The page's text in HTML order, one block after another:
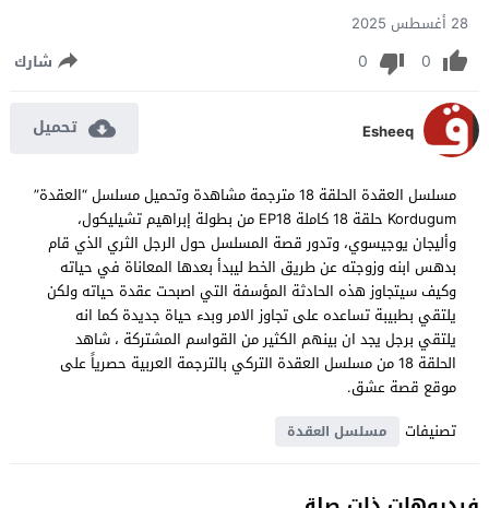
28 أغسطس 2025
0
0 شارك
Esheeq تحميل
مسلسل العقدة الحلقة 18 مترجمة مشاهدة وتحميل مسلسل “العقدة”
Kordugum حلقة 18 كاملة EP18 من بطولة إبراهيم تشيليكول،
وأليجان يوجيسوي، وتدور قصة المسلسل حول الرجل الثري الذي قام
بدهس ابنه وزوجته عن طريق الخط ليبدأ بعدها المعاناة في حياته
وكيف سيتجاوز هذه الحادثة المؤسفة التي اصبحت عقدة حياته ولكن
يلتقي بطبيبة تساعده على تجاوز الامر وبدء حياة جديدة كما انه
يلتقي برجل يجد ان بينهم الكثير من القواسم المشتركة ، شاهد
الحلقة 18 من مسلسل العقدة التركي بالترجمة العربية حصرياً على
موقع قصة عشق.
تصنيفات
مسلسل العقدة